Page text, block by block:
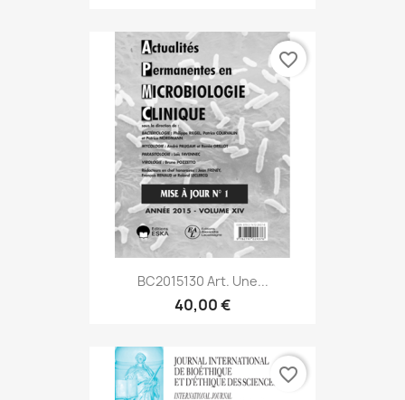
BC2015130 Art. Une...
40,00 €
favorite_border
favorite_border